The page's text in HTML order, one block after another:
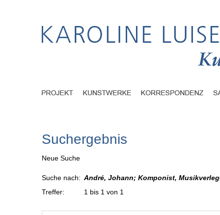
Suchergebnis
Neue Suche
Suche nach: André, Johann; Komponist,
Treffer:
1 bis 1 von 1